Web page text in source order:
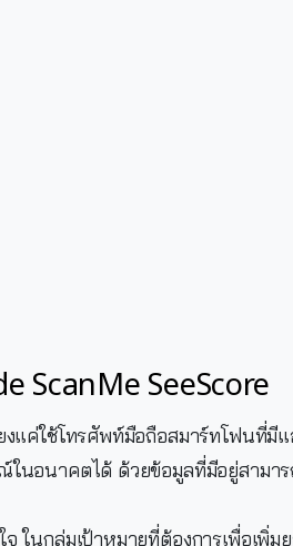
ScanMe SeeScore
งแค่ใช้โทรศัพท์มือถือสมาร์ทโฟนที่
ในอนาคตได้ ด้วยข้อมูลที่มีอยู่สาม
ในกลุ่มเป้าหมายที่ต้องการเพื่อเพิ่ม